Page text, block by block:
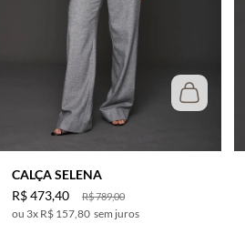
CALÇA SELENA
R$789,00
R$473,40
3x R$ 157,80 sem juros